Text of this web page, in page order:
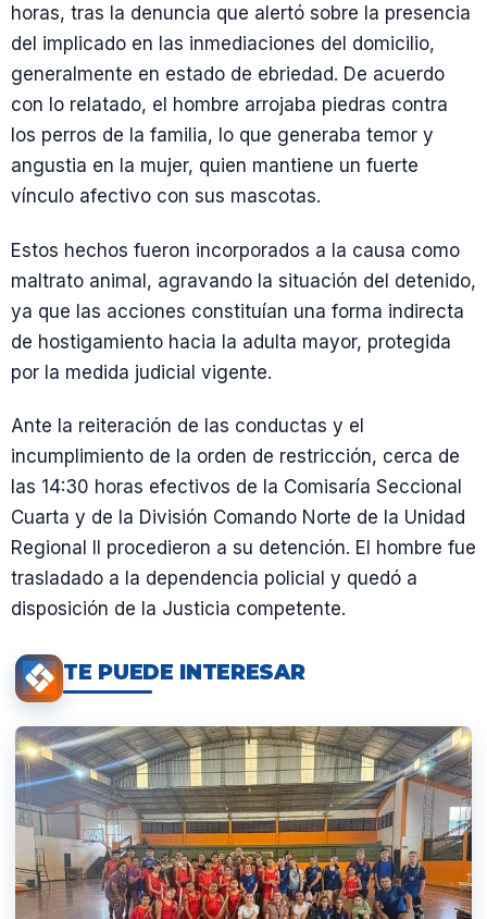
horas, tras la denuncia que alertó sobre la presencia
del implicado en las inmediaciones del domicilio,
generalmente en estado de ebriedad. De acuerdo
con lo relatado, el hombre arrojaba piedras contra
los perros de la familia, lo que generaba temor y
angustia en la mujer, quien mantiene un fuerte
vínculo afectivo con sus mascotas.
Estos hechos fueron incorporados a la causa como
maltrato animal, agravando la situación del detenido,
ya que las acciones constituían una forma indirecta
de hostigamiento hacia la adulta mayor, protegida
por la medida judicial vigente.
Ante la reiteración de las conductas y el
incumplimiento de la orden de restricción, cerca de
las 14:30 horas efectivos de la Comisaría Seccional
Cuarta y de la División Comando Norte de la Unidad
Regional II procedieron a su detención. El hombre fue
trasladado a la dependencia policial y quedó a
disposición de la Justicia competente.
TE PUEDE INTERESAR